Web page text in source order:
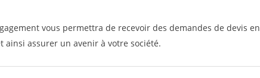
vous permettra de recevoir des demandes de devis en
assurer un avenir à votre société.